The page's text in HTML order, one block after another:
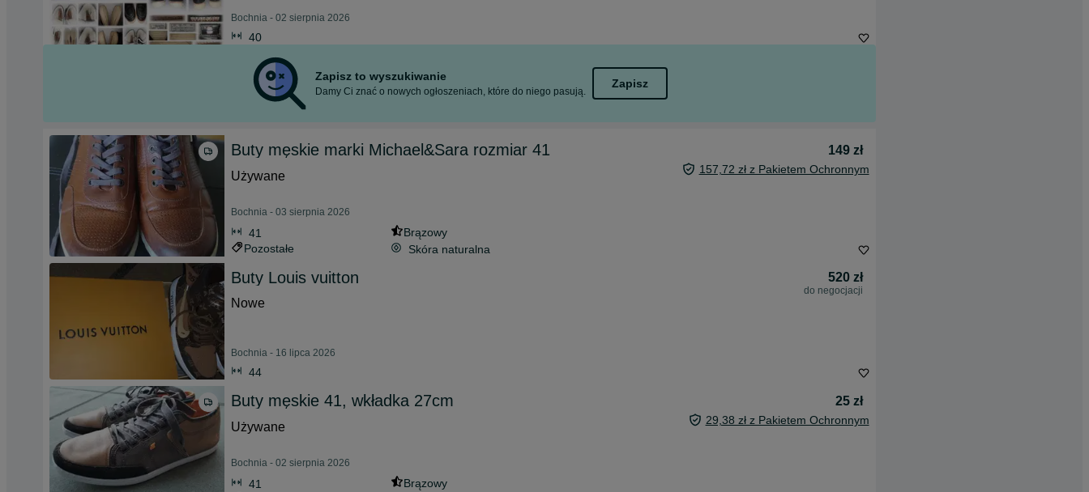
Bochnia - 02 sierpnia 2026
40
Zapisz to wyszukiwanie
Damy Ci znać o nowych ogłoszeniach, które do niego pasują.
Zapisz
Buty męskie marki Michael&Sara rozmiar 41
149 zł
Używane
157,72 zł z Pakietem Ochronnym
Bochnia - 03 sierpnia 2026
41
Brązowy
Pozostałe
Skóra naturalna
Buty Louis vuitton 520 zł
do negocjacji
Nowe
Bochnia - 16 lipca 2026
44
Buty męskie 41, wkładka 27cm
25 zł
Używane
29,38 zł z Pakietem Ochronnym
Bochnia - 02 sierpnia 2026
41
Brązowy